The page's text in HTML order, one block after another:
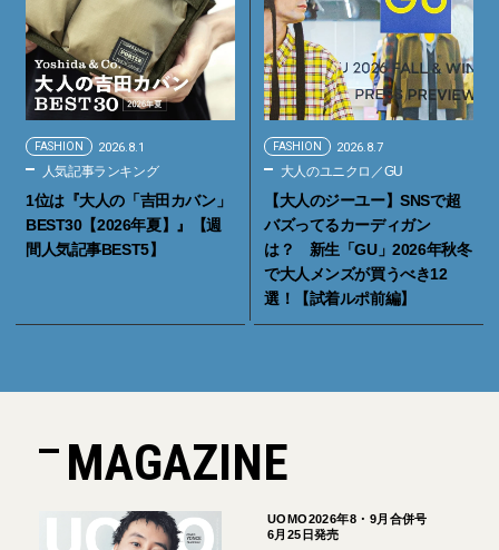
FASHION 2026.8.1
人気記事ランキング
1位は『大人の「吉田カバン」
BEST30【2026年夏】』【週
間人気記事BEST5】
FASHION 2026.8.7
大人のユニクロ／GU
【大人のジーユー】SNSで超
バズってるカーディガン
は？ 新生「GU」2026年秋冬
で大人メンズが買うべき12
選！【試着ルポ前編】
MAGAZINE
UOMO2026年8・9月合併号
6月25日発売